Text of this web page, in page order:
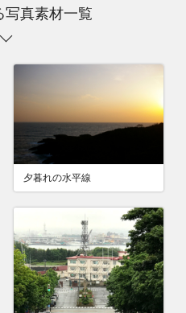
写真素材一覧
夕暮れの水平線